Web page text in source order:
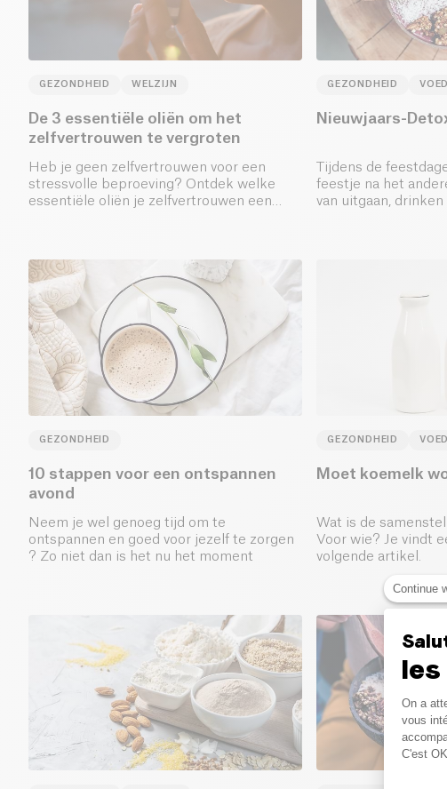
GEZONDHEID WELZIJN
De 3 essentiële oliën om het
zelfvertrouwen te vergroten
Heb je geen zelfvertrouwen voor een
stressvolle beproeving? Ontdek welke
essentiële oliën je zelfvertrouwen een
GEZONDHEID
Nieuwjaars-
Tijdens de
feestje na het
van uitgaan,
GEZONDHEID
10 stappen voor een ontspannen
avond
Neem je wel genoeg tijd om te
ontspannen en goed voor jezelf te zorgen
? Zo niet dan is het nu het moment
GEZONDHEID
Moet koemelk
Wat is de
Voor wie? Je vindt
volgende artikel.
Continue
les
On a
vous
C'est